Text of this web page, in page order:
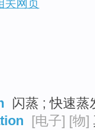
关网页
闪蒸 ; 快速蒸
[电子] [物]